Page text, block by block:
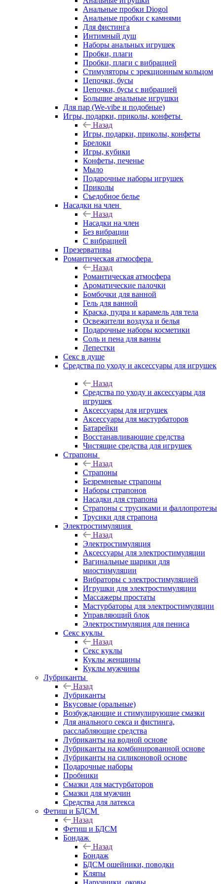
Анальные пробки Diogol
Анальные пробки с камнями
Для фистинга
Интимный душ
Наборы анальных игрушек
Пробки, плаги
Пробки, плаги с вибрацией
Стимуляторы с эрекционным кольцом
Цепочки, бусы
Цепочки, бусы с вибрацией
Большие анальные игрушки
Для пар (We-vibe и подобные)
Игры, подарки, приколы, конфеты
Назад
Игры, подарки, приколы, конфеты
Брелоки
Игры, кубики
Конфеты, печенье
Мыло
Подарочные наборы игрушек
Приколы
Съедобное белье
Насадки на член
Назад
Насадки на член
Без вибрации
С вибрацией
Презервативы
Романтическая атмосфера
Назад
Романтическая атмосфера
Ароматические палочки
Бомбочки для ванной
Гель для ванной
Краска, пудра и карамель для тела
Освежители воздуха и белья
Подарочные наборы косметики
Соль и пена для ванны
Лепестки
Секс в душе
Средства по уходу и аксессуары для игрушек
Назад
Средства по уходу и аксессуары для
игрушек
Аксессуары для игрушек
Аксессуары для мастурбаторов
Батарейки
Восстанавливающие средства
Чистящие средства для игрушек
Страпоны
Назад
Страпоны
Безремневые страпоны
Наборы страпонов
Насадки для страпона
Страпоны с трусиками и фаллопротезы
Трусики для страпона
Электростимуляция
Назад
Электростимуляция
Аксессуары для электростимуляции
Вагинальные шарики для
миостимуляции
Вибраторы с электростимуляцией
Игрушки для электростимуляции
Массажеры простаты
Мастурбаторы для электростимуляции
Управляющий блок
Электростимуляция для пениса
Секс куклы
Назад
Секс куклы
Куклы женщины
Куклы мужчины
Лубриканты
Назад
Лубриканты
Вкусовые (оральные)
Возбуждающие и стимулирующие смазки
Для анального секса и фистинга,
расслабляющие средства
Лубриканты на водной основе
Лубриканты на комбинированной основе
Лубриканты на силиконовой основе
Подарочные наборы
Пробники
Смазки для мастурбаторов
Смазки для мужчин
Средства для латекса
Фетиш и БДСМ
Назад
Фетиш и БДСМ
Бондаж
Назад
Бондаж
БДСМ ошейники, поводки
Кляпы
Наручники, оковы